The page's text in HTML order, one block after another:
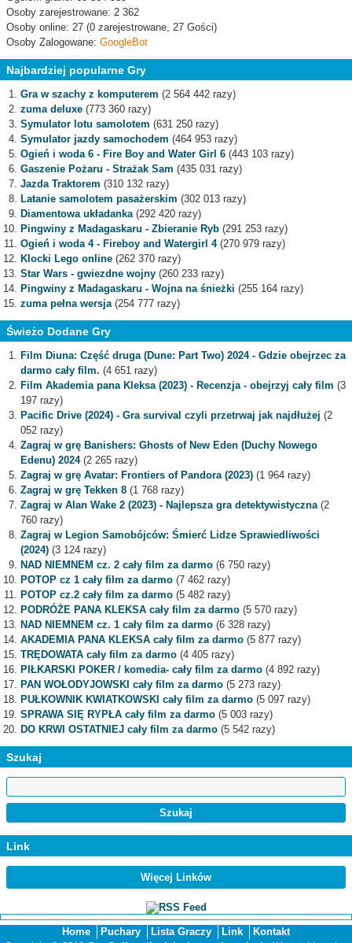
Osoby zarejestrowane: 2 362
Osoby online: 27 (0 zarejestrowane, 27 Gości)
Osoby Zalogowane: GoogleBot
Najbardziej popularne Gry
Gra w szachy z komputerem (2 564 442 razy)
zuma deluxe (773 360 razy)
Symulator lotu samolotem (631 250 razy)
Symulator jazdy samochodem (464 953 razy)
Ogień i woda 6 - Fire Boy and Water Girl 6 (443 103 razy)
Gaszenie Pożaru - Strażak Sam (435 031 razy)
Jazda Traktorem (310 132 razy)
Latanie samolotem pasażerskim (302 013 razy)
Diamentowa układanka(292 420 razy)
Pingwiny z Madagaskaru - Zbieranie Ryb (291 253 razy)
Ogień i woda 4 - Fireboy and Watergirl 4(270 979 razy)
Klocki Lego online (262 370 razy)
Star Wars - gwiezdne wojny (260 233 razy)
Pingwiny z Madagaskaru - Wojna na śnieżki (255 164 razy)
zuma pełna wersja(254 777 razy)
Świeżo Dodane Gry
Film Diuna: Część druga (Dune: Part Two) 2024 - Gdzie obejrzec za
darmo cały film. (4 651 razy)
Film Akademia pana Kleksa (2023) - Recenzja - obejrzyj cały film (3
197 razy)
Pacific Drive (2024) - Gra survival czyli przetrwaj jak najdłużej (2
052 razy)
Zagraj w grę Banishers: Ghosts of New Eden (Duchy Nowego
Edenu) 2024(2 265 razy)
Zagraj w grę Avatar: Frontiers of Pandora (2023) (1 964 razy)
Zagraj w grę Tekken 8 (1 768 razy)
Zagraj w Alan Wake 2 (2023) - Najlepsza gra detektywistyczna(2
760 razy)
Zagraj w Legion Samobójców: Śmierć Lidze Sprawiedliwości
(2024) (3 124 razy)
NAD NIEMNEM cz. 2 cały film za darmo (6 750 razy)
POTOP cz 1 cały film za darmo (7 462 razy)
POTOP cz.2 cały film za darmo (5 482 razy)
PODRÓŻE PANA KLEKSA cały film za darmo (5 570 razy)
NAD NIEMNEM cz. 1 cały film za darmo (6 328 razy)
AKADEMIA PANA KLEKSA cały film za darmo (5 877 razy)
TRĘDOWATA cały film za darmo (4 405 razy)
PIŁKARSKI POKER / komedia- cały film za darmo (4 892 razy)
PAN WOŁODYJOWSKI cały film za darmo (5 273 razy)
PUŁKOWNIK KWIATKOWSKI cały film za darmo (5 097 razy)
SPRAWA SIĘ RYPŁA cały film za darmo (5 003 razy)
DO KRWI OSTATNIEJ cały film za darmo (5 542 razy)
Szukaj
Link
Więcej Linków
Home Puchary Lista Graczy Link
Kontakt